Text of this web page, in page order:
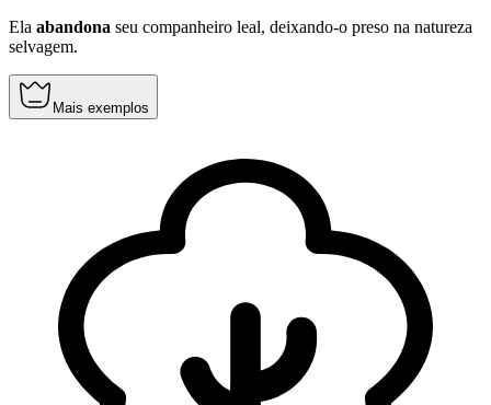
Ela abandona seu companheiro leal, deixando-o preso na natureza
selvagem.
Mais exemplos